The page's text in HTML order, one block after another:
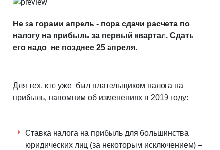
Не за горами апрель - пора сдачи расчета по
налогу на прибыль за первый квартал. Сдать
его надо не позднее 25 апреля.
Для тех, кто уже был плательщиком налога на
прибыль, напомним об изменениях в 2019 году:
Ставка налога на прибыль для большинства
юридических лиц (за некоторым исключением) –